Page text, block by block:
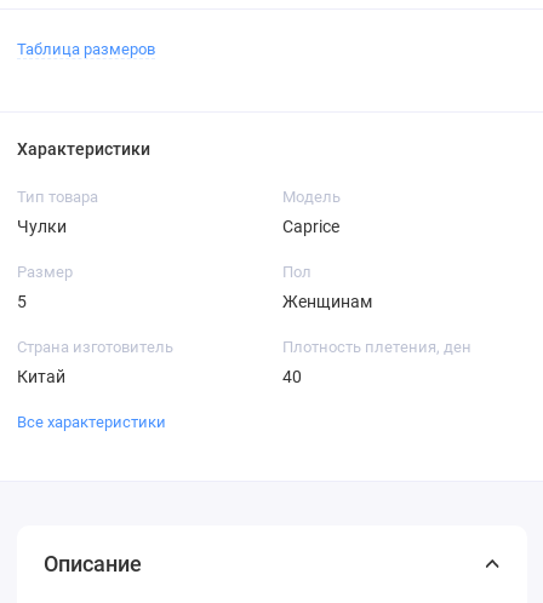
Таблица размеров
Характеристики
Тип товара
Чулки
Модель
Caprice
Размер
5
Пол
Женщинам
Страна изготовитель
Китай
Плотность плетения, ден
40
Все характеристики
Описание